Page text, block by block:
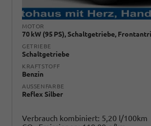
MOTOR
70 kW (95 PS), Schaltgetriebe,
GETRIEBE
Schaltgetriebe
KRAFTSTOFF
Benzin
AUSSENFARBE
Reflex Silber
Verbrauch kombiniert: 5,20 l/100km